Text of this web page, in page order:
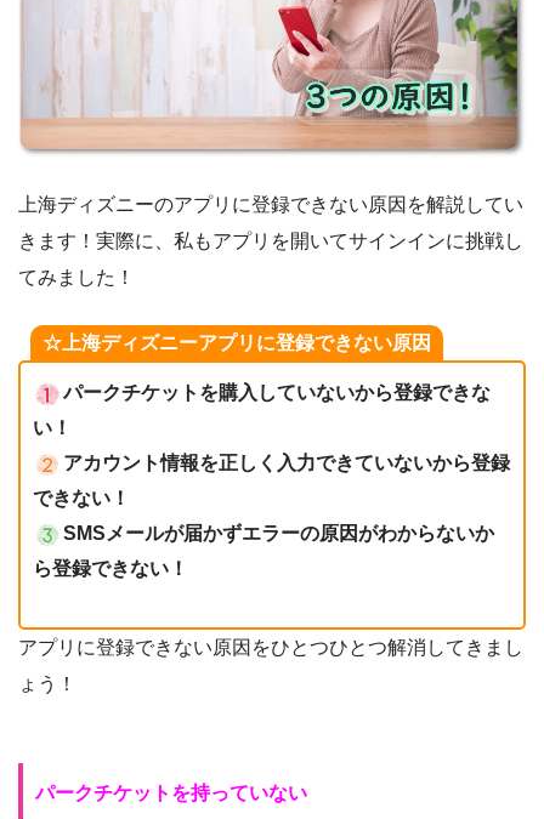
上海ディズニーのアプリに登録できない原因を解説してい
きます！実際に、私もアプリを開いてサインインに挑戦し
てみました！
☆上海ディズニーアプリに登録できない原因
パークチケットを購入していないから登録できな
い！
アカウント情報を正しく入力できていないから登録
できない！
SMSメールが届かずエラーの原因がわからないか
ら登録できない！
アプリに登録できない原因をひとつひとつ解消してきまし
ょう！
パークチケットを持っていない